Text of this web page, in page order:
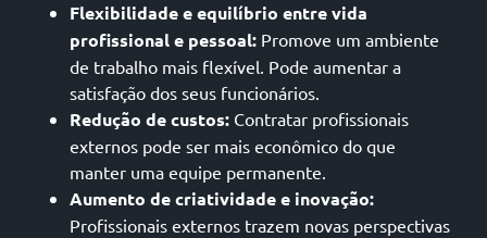
Flexibilidade e equilíbrio entre vida
profissional e pessoal: Promove um ambiente
de trabalho mais flexível. Pode aumentar a
satisfação dos seus funcionários.
Redução de custos: Contratar profissionais
externos pode ser mais econômico do que
manter uma equipe permanente.
Aumento de criatividade e inovação:
Profissionais externos trazem novas perspectivas